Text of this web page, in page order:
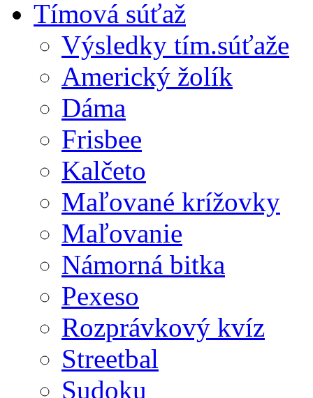
Tímová súťaž
Výsledky tím.súťaže
Americký žolík
Dáma
Frisbee
Kalčeto
Maľované krížovky
Maľovanie
Námorná bitka
Pexeso
Rozprávkový kvíz
Streetbal
Sudoku